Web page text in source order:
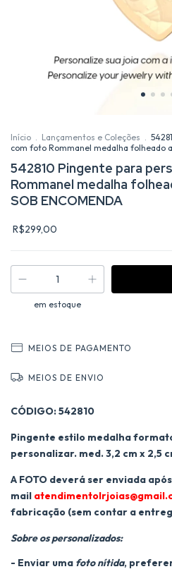
Início . Lançamentos e Coleções .
com foto Rommanel medalha folheado
542810 Pingente para
Rommanel medalha
SOB ENCOMENDA
R$299,00
em estoque
MEIOS DE PAGAMENTO
MEIOS DE ENVIO
CÓDIGO: 542810
Pingente estilo medalha
personalizar. med. 3,2 cm x 2,5
A FOTO deverá ser enviada
mail
fabricação (sem contar a
Sobre os personalizados:
- Enviar uma foto nítida,